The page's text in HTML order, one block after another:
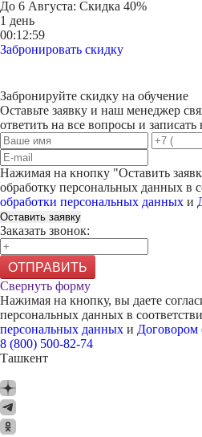
До 6 Августа: Скидка 40%
1 день
00:12:59
Забронировать скидку
Забронируйте скидку на обучение
Оставьте заявку и наш менеджер
ответить на все вопросы и записать
Нажимая на кнопку "Оставить
обработку персональных данных в
обработки персональных данных и
Оставить заявку
Заказать звонок:
ОТПРАВИТЬ
Свернуть форму
Нажимая на кнопку, вы даете
персональных данных в
персональных данных и Договором
8 (800) 500-82-74
Ташкент